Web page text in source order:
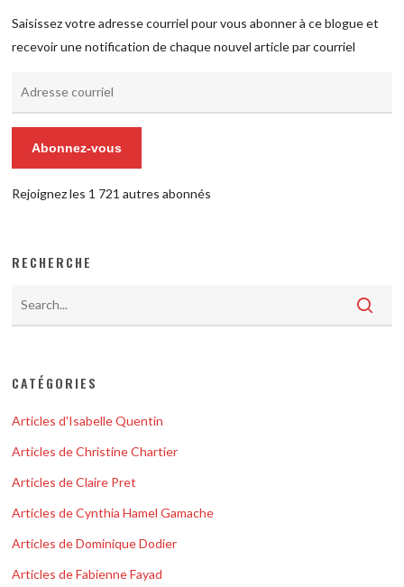
Saisissez votre adresse courriel pour vous abonner à ce blogue et
recevoir une notification de chaque nouvel article par courriel
Abonnez-vous
Rejoignez les 1 721 autres abonnés
RECHERCHE
CATÉGORIES
Articles d'Isabelle Quentin
Articles de Christine Chartier
Articles de Claire Pret
Articles de Cynthia Hamel Gamache
Articles de Dominique Dodier
Articles de Fabienne Fayad